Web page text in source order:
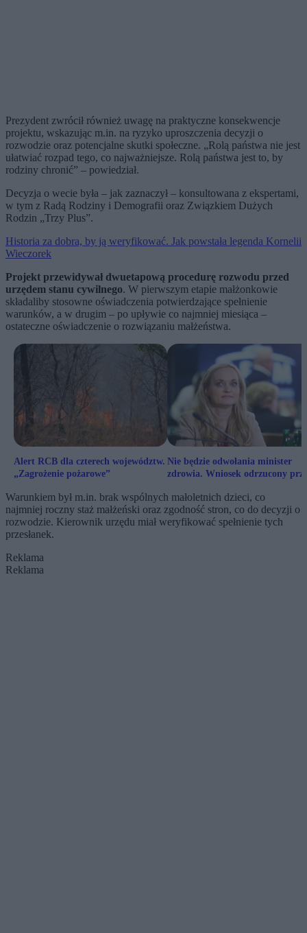
Prezydent zwrócił również uwagę na praktyczne konsekwencje
projektu, wskazując m.in. na ryzyko uproszczenia decyzji o
rozwodzie oraz potencjalne skutki społeczne. „Rolą państwa nie jest
ułatwiać rozpad tego, co najważniejsze. Rolą państwa jest to, by
rodziny chronić” – powiedział.
Decyzja o wecie była – jak zaznaczył – konsultowana z ekspertami,
w tym z Radą Rodziny i Demografii oraz Związkiem Dużych
Rodzin „Trzy Plus”.
Historia za dobra, by ją weryfikować. Jak powstała legenda Kornelii
Wieczorek
Projekt przewidywał dwuetapową procedurę rozwodu przed
urzędem stanu cywilnego. W pierwszym etapie małżonkowie
składaliby stosowne oświadczenia potwierdzające spełnienie
warunków, a w drugim – po upływie co najmniej miesiąca –
ostateczne oświadczenie o rozwiązaniu małżeństwa.
Alert RCB dla czterech województw.
„Zagrożenie pożarowe”
Nie będzie odwołania minister
zdrowia. Wniosek odrzucony
Warunkiem był m.in. brak wspólnych małoletnich dzieci, co
najmniej roczny staż małżeński oraz zgodność stron, co do decyzji o
rozwodzie. Kierownik urzędu miał weryfikować spełnienie tych
przesłanek.
Reklama
Reklama